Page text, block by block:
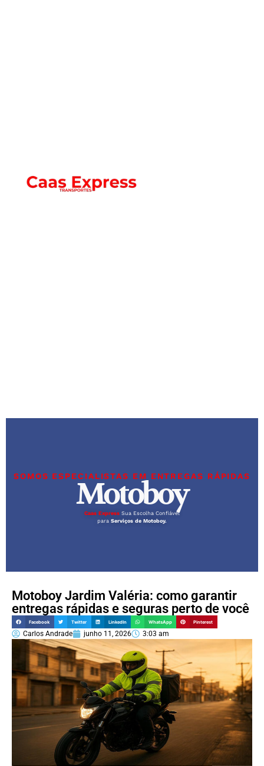
SOMOS ESPECIALISTAS EM ENTREGAS RÁPIDAS
Motoboy
Caas Express Sua Escolha Confiável
para Serviços de Motoboy.
Motoboy Jardim Valéria: como garantir
entregas rápidas e seguras perto de você
Facebook Twitter LinkedIn WhatsApp Pinterest
Carlos Andrade junho 11, 2026 3:03 am